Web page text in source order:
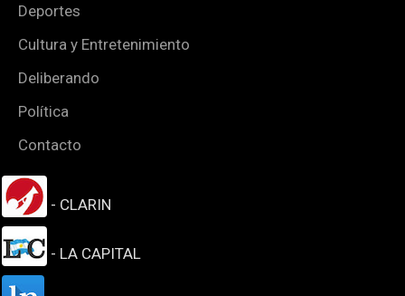
Deportes
Cultura y Entretenimiento
Deliberando
Política
Contacto
- CLARIN
- LA CAPITAL